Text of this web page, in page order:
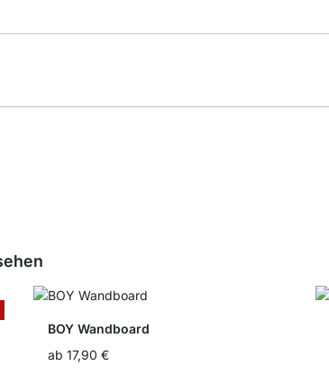
BOY Wandboard
ab 17,90 €